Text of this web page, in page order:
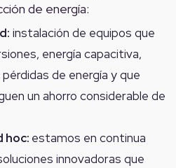
de energía:
instalación de equipos que
energía capacitiva,
de energía y que
un ahorro considerable de
hoc: estamos en continua
innovadoras que